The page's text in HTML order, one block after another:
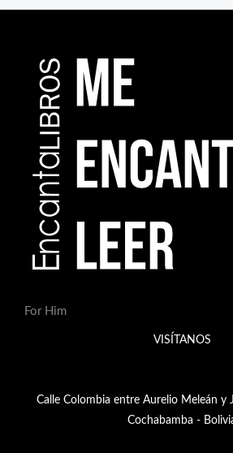
For Him
VISÍTANOS
Calle Colombia entre Aurelio Meleán y
Cochabamba -